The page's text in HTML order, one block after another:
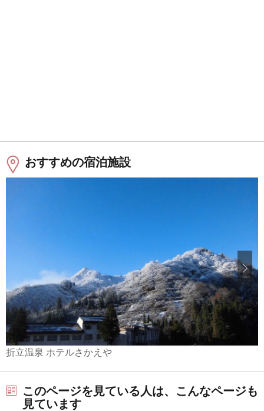
おすすめの宿泊施設
折立温泉 ホテルさかえや
このページを見ている人は、こんなページも
見ています